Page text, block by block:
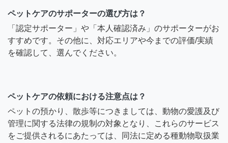
ペットケアのサポーターの選び方は？
「認定サポーター」や「本人確認済み」のサポーターがお
すすめです。その他に、対応エリアや今までの評価/実績
を確認して、選んでください。
ペットケアの依頼における注意点は？
ペットの預かり、散歩等につきましては、動物の愛護及び
管理に関する法律の規制の対象となり、これらのサービス
をご提供されるにあたっては、同法に定める種動物取扱業